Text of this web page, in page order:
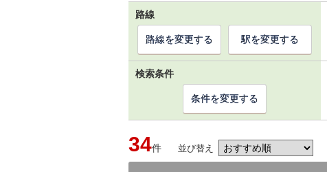
路線
路線を変更する 駅を変更する
検索条件
条件を変更する
34件 並び替え